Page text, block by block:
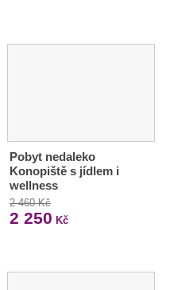
Pobyt nedaleko
Konopiště s jídlem i
wellness
2 460 Kč
2 250 Kč